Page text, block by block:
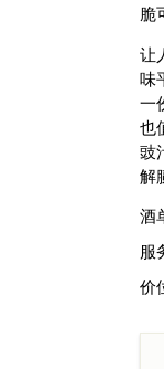
脆
让
味
一
也
豉
解
酒
服
价